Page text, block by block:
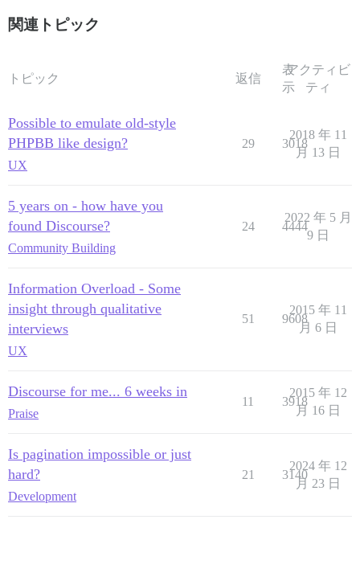
関連トピック
トピック 返信
表
示
アクティビ
ティ
Possible to emulate old-style
PHPBB like design?
UX
29 3018
2018 年 11
月 13 日
5 years on - how have you
found Discourse?
Community Building
24 4444
2022 年 5 月
9 日
Information Overload - Some
insight through qualitative
interviews
UX
51 9608
2015 年 11
月 6 日
Discourse for me... 6 weeks in
Praise
11 3918
2015 年 12
月 16 日
Is pagination impossible or just
hard?
Development
21 3140
2024 年 12
月 23 日